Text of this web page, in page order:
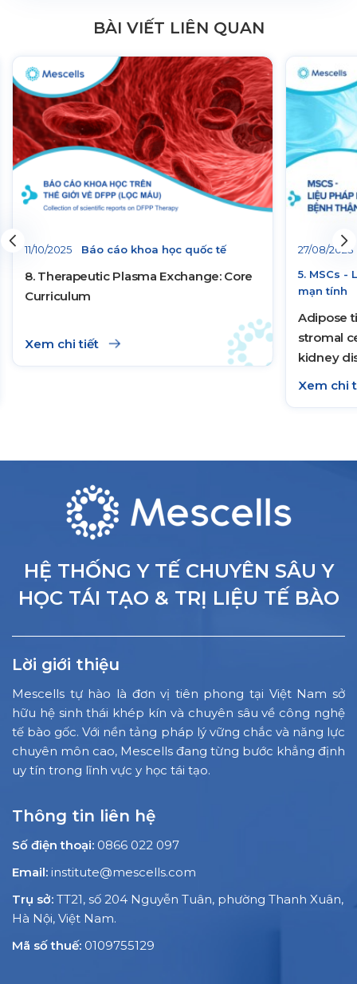
BÀI VIẾT LIÊN QUAN
11/10/2025 Báo cáo khoa học quốc tế
8. Therapeutic Plasma Exchange: Core
Curriculum
Xem chi tiết
27/08/2023
5. MSCs -
mạn tính
Adipose
stromal
kidney
safety
Xem chi
HỆ THỐNG Y TẾ CHUYÊN SÂU Y
HỌC TÁI TẠO & TRỊ LIỆU TẾ BÀO
Lời giới thiệu
Mescells tự hào là đơn vị tiên phong tại Việt Nam sở
hữu hệ sinh thái khép kín và chuyên sâu về công nghệ
tế bào gốc. Với nền tảng pháp lý vững chắc và năng lực
chuyên môn cao, Mescells đang từng bước khẳng định
uy tín trong lĩnh vực y học tái tạo.
Thông tin liên hệ
Số điện thoại: 0866 022 097
Email: institute@mescells.com
Trụ sở: TT21, số 204 Nguyễn Tuân, phường Thanh Xuân,
Hà Nội, Việt Nam.
Mã số thuế: 0109755129